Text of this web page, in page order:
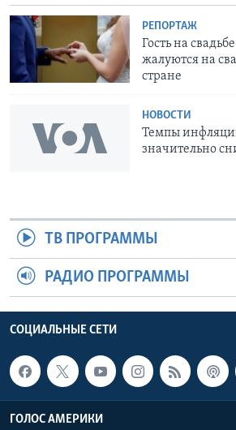
РЕПОРТАЖ
Гость на
жалуются на
стране
НОВОСТИ
Темпы
значительно
ТВ ПРОГРАММЫ
РАДИО ПРОГРАММЫ
СОЦИАЛЬНЫЕ СЕТИ
ГОЛОС АМЕРИКИ